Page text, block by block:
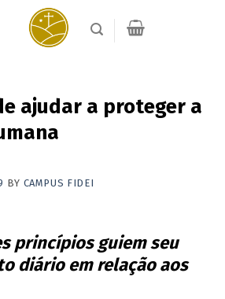
ajudar a proteger a
BY CAMPUS FIDEI
princípios guiem seu
diário em relação aos